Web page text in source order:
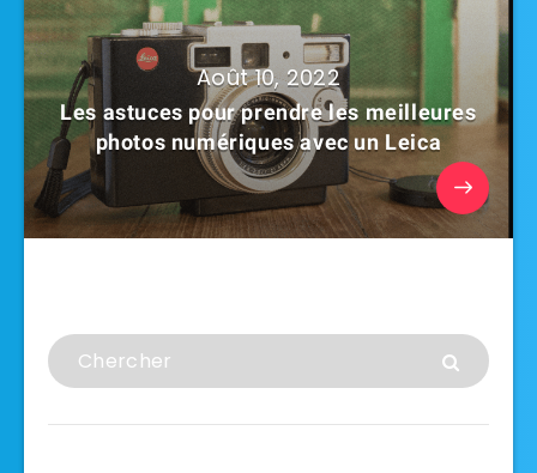
Août 10, 2022
Les astuces pour prendre les meilleures
photos numériques avec un Leica